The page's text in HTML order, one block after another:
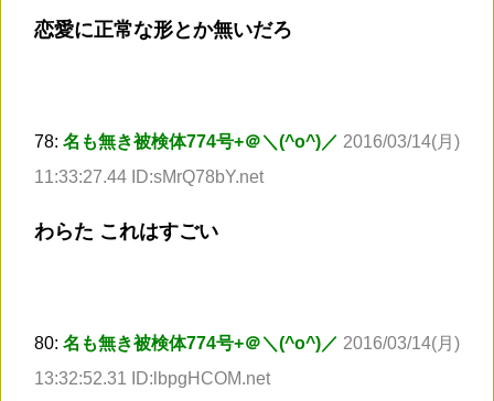
恋愛に正常な形とか無いだろ
78: 名も無き被検体774号+＠＼(^o^)／ 2016/03/14(月)
11:33:27.44 ID:sMrQ78bY.net
わらた これはすごい
80: 名も無き被検体774号+＠＼(^o^)／ 2016/03/14(月)
13:32:52.31 ID:lbpgHCOM.net